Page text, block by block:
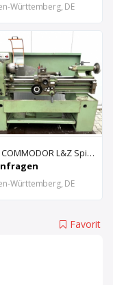
Württemberg, DE
WEILER COMMODOR L&Z Spindeldrehmaschine
Württemberg, DE
Favorit